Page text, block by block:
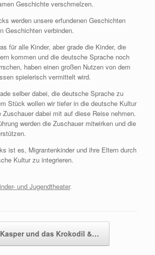
Geschichte verschmelzen.
werden unsere erfundenen Geschichten
Geschichten verbinden.
für alle Kinder, aber grade die Kinder, die
kommen und die deutsche Sprache noch
haben einen großen Nutzen von dem
spielerisch vermittelt wird.
selber dabei, die deutsche Sprache zu
Stück wollen wir tiefer in die deutsche Kultur
Zuschauer dabei mit auf diese Reise nehmen.
werden die Zuschauer mitwirken und die
ist es, Migrantenkinder und ihre Eltern durch
Kultur zu integrieren.
und Jugendtheater.
Kasper und das Krokodil &…